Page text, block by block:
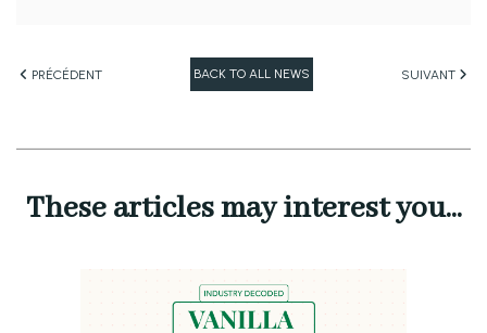
PRÉCÉDENT BACK TO ALL NEWS SUIVANT
These articles may interest you...